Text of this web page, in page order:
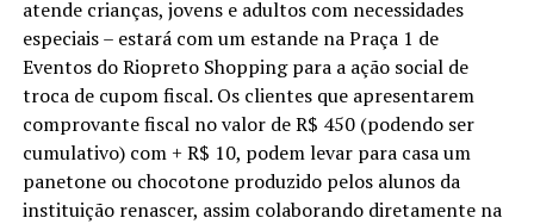
atende crianças, jovens e adultos com necessidades
especiais – estará com um estande na Praça 1 de
Eventos do Riopreto Shopping para a ação social de
troca de cupom fiscal. Os clientes que apresentarem
comprovante fiscal no valor de R$ 450 (podendo ser
cumulativo) com + R$ 10, podem levar para casa um
panetone ou chocotone produzido pelos alunos da
instituição renascer, assim colaborando diretamente na